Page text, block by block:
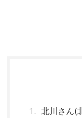
北川さん(